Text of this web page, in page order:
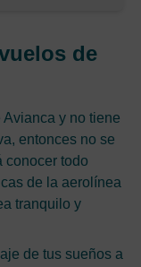
de
y no tiene
entonces no se
conocer todo
de la aerolínea
tranquilo y
de tus sueños a